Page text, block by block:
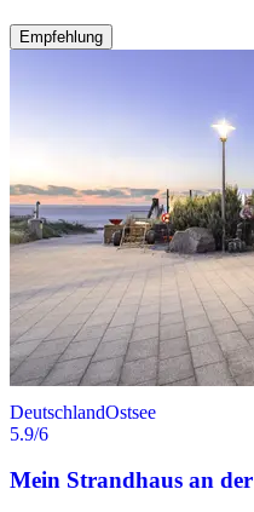
Empfehlung
DeutschlandOstsee
5.9/6
Mein Strandhaus an der